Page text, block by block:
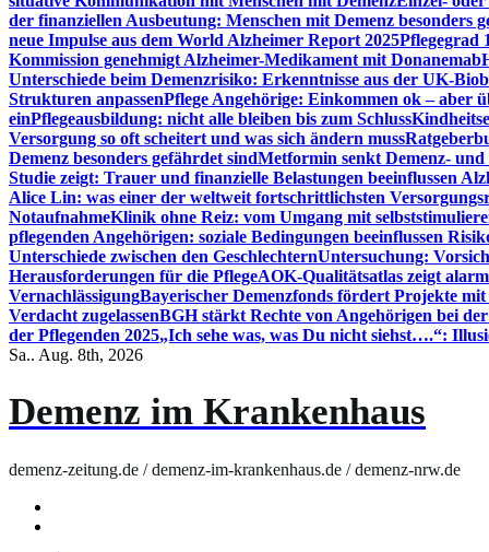
der finanziellen Ausbeutung: Menschen mit Demenz besonders
neue Impulse aus dem World Alzheimer Report 2025Pflegegrad
Kommission genehmigt Alzheimer-Medikament mit Donanemab
Unterschiede beim Demenzrisiko: Erkenntnisse aus der UK-
Strukturen anpassenPflege Angehörige: Einkommen ok – aber
einPflegeausbildung: nicht alle bleiben bis zum Schluss
Versorgung so oft scheitert und was sich ändern muss
Demenz besonders gefährdet sindMetformin senkt Demenz-
Studie zeigt: Trauer und finanzielle Belastungen beeinflussen
Alice Lin: was einer der weltweit fortschrittlichsten
NotaufnahmeKlinik ohne Reiz: vom Umgang mit
pflegenden Angehörigen: soziale Bedingungen beeinflussen
Unterschiede zwischen den GeschlechternUntersuchung:
Herausforderungen für die PflegeAOK-Qualitätsatlas zeigt
VernachlässigungBayerischer Demenzfonds fördert Projekte mit
Verdacht zugelassenBGH stärkt Rechte von Angehörigen bei
der Pflegenden 2025„Ich sehe was, was Du nicht siehst….“:
Sa.. Aug. 8th, 2026
Demenz im Krankenhaus
demenz-zeitung.de / demenz-im-krankenhaus.de / demenz-nrw.de